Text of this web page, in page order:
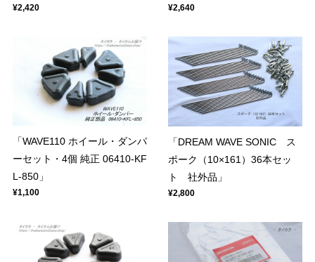
¥2,420 ¥2,640
「WAVE110 ホイール・ダンパ
ーセット・4個 純正 06410-KF
L-850」
¥1,100
「DREAM WAVE SONIC ス
ポーク（10×161）36本セッ
ト 社外品」
¥2,800